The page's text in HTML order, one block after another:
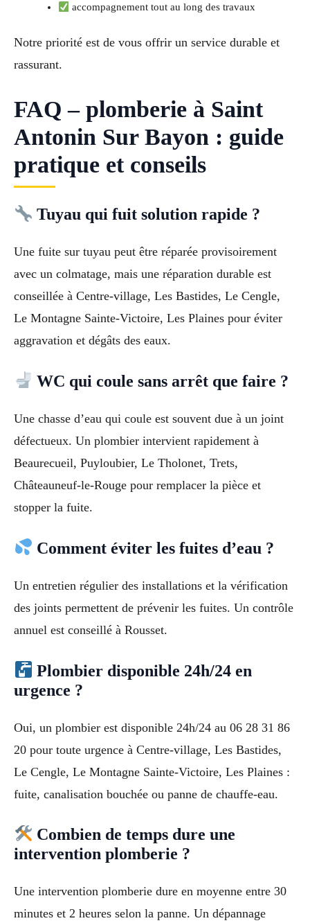
accompagnement tout au long des travaux
Notre priorité est de vous offrir un service durable et
rassurant.
FAQ – plomberie à Saint
Antonin Sur Bayon : guide
pratique et conseils
Tuyau qui fuit solution rapide ?
Une fuite sur tuyau peut être réparée provisoirement
avec un colmatage, mais une réparation durable est
conseillée à Centre-village, Les Bastides, Le Cengle,
Le Montagne Sainte-Victoire, Les Plaines pour éviter
aggravation et dégâts des eaux.
WC qui coule sans arrêt que faire ?
Une chasse d’eau qui coule est souvent due à un joint
défectueux. Un plombier intervient rapidement à
Beaurecueil, Puyloubier, Le Tholonet, Trets,
Châteauneuf-le-Rouge pour remplacer la pièce et
stopper la fuite.
Comment éviter les fuites d’eau ?
Un entretien régulier des installations et la vérification
des joints permettent de prévenir les fuites. Un contrôle
annuel est conseillé à Rousset.
Plombier disponible 24h/24 en
urgence ?
Oui, un plombier est disponible 24h/24 au 06 28 31 86
20 pour toute urgence à Centre-village, Les Bastides,
Le Cengle, Le Montagne Sainte-Victoire, Les Plaines :
fuite, canalisation bouchée ou panne de chauffe-eau.
Combien de temps dure une
intervention plomberie ?
Une intervention plomberie dure en moyenne entre 30
minutes et 2 heures selon la panne. Un dépannage